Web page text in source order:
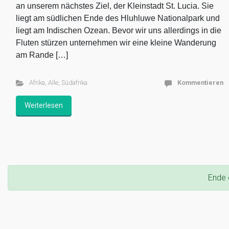
an unserem nächstes Ziel, der Kleinstadt St. Lucia. Sie
liegt am südlichen Ende des Hluhluwe Nationalpark und
liegt am Indischen Ozean. Bevor wir uns allerdings in die
Fluten stürzen unternehmen wir eine kleine Wanderung
am Rande […]
Afrika, Alle, Südafrika Kommentieren
Weiterlesen
Ende